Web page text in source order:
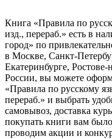
Книга «Правила по
изд., перераб.» есть в
город» по
в Москве, Санкт-
Екатеринбурге,
России, вы можете
«Правила по русскому
перераб.» и выбрать
самовывоз, доставка
покупать книги вам
проводим акции и